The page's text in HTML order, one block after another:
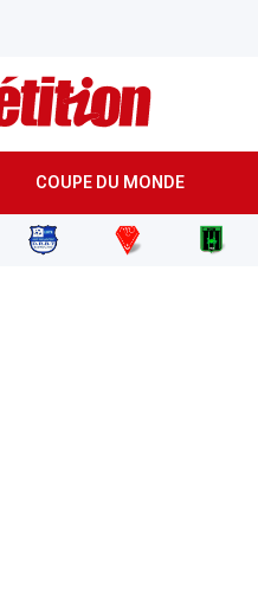
COUPE DU MONDE